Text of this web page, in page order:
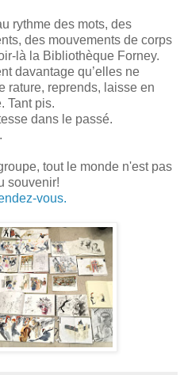
rythme des mots, des
des mouvements de corps
là la Bibliothèque Forney.
davantage qu’elles ne
rature, reprends, laisse en
Tant pis.
dans le passé.
tout le monde n'est pas
souvenir!
vous.